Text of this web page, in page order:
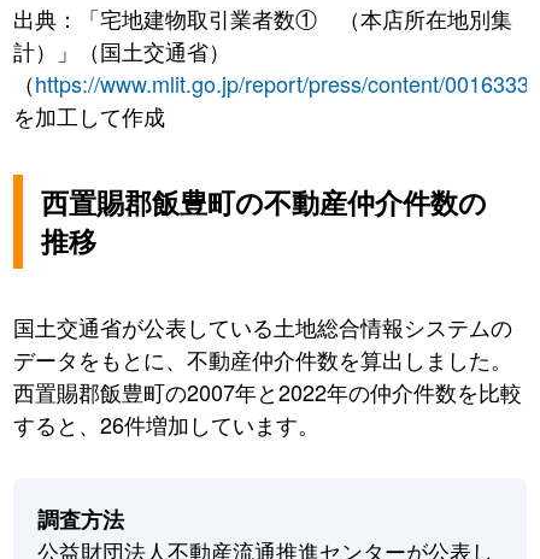
出典：「宅地建物取引業者数① （本店所在地別集
計）」（国土交通省）
（https://www.mlit.go.jp/report/press/content/
を加工して作成
西置賜郡飯豊町の不動産仲介件数の
推移
国土交通省が公表している土地総合情報システムの
データをもとに、不動産仲介件数を算出しました。
西置賜郡飯豊町の2007年と2022年の仲介件数を比較
すると、26件増加しています。
調査方法
公益財団法人不動産流通推進センターが公表し